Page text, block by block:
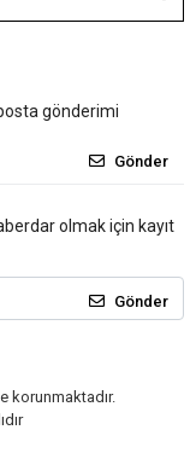
gönderimi
Gönder
olmak için kayıt
Gönder
korunmaktadır.